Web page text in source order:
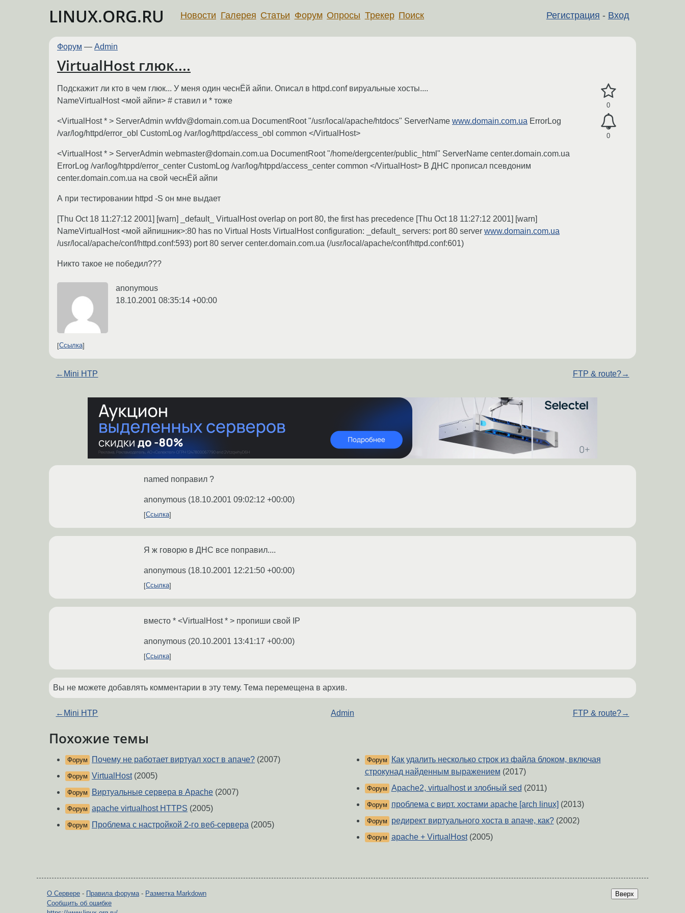
LINUX.ORG.RU Регистрация - Вход
Новости Галерея Статьи Форум Опросы Трекер Поиск
Форум — Admin
VirtualHost глюк....
0
0
Подскажит ли кто в чем глюк... У меня один чеснЁй айпи. Описал в httpd.conf вируальные хосты....
NameVirtualHost <мой айпи> # ставил и * тоже
<VirtualHost * > ServerAdmin wvfdv@domain.com.ua DocumentRoot "/usr/local/apache/htdocs" ServerName www.domain.com.ua ErrorLog
/var/log/httpd/error_obl CustomLog /var/log/httpd/access_obl common </VirtualHost>
<VirtualHost * > ServerAdmin webmaster@domain.com.ua DocumentRoot "/home/dergcenter/public_html" ServerName center.domain.com.ua
ErrorLog /var/log/htppd/error_center CustomLog /var/log/htppd/access_center common </VirtualHost> В ДНС прописал псевдоним
center.domain.com.ua на свой чеснЁй айпи
А при тестировании httpd -S он мне выдает
[Thu Oct 18 11:27:12 2001] [warn] _default_ VirtualHost overlap on port 80, the first has precedence [Thu Oct 18 11:27:12 2001] [warn]
NameVirtualHost <мой айпишник>:80 has no Virtual Hosts VirtualHost configuration: _default_ servers: port 80 server www.domain.com.ua
/usr/local/apache/conf/httpd.conf:593) port 80 server center.domain.com.ua (/usr/local/apache/conf/httpd.conf:601)
Никто такое не победил???
anonymous
18.10.2001 08:35:14 +00:00
Ссылка
← Mini HTP FTP & route?→
named поправил ?
anonymous (18.10.2001 09:02:12 +00:00)
Ссылка
Я ж говорю в ДНС все поправил....
anonymous (18.10.2001 12:21:50 +00:00)
Ссылка
вместо * <VirtualHost * > пропиши свой IP
anonymous (20.10.2001 13:41:17 +00:00)
Ссылка
Вы не можете добавлять комментарии в эту тему. Тема перемещена в архив.
← Mini HTP Admin FTP & route?→
Похожие темы
Форум Почему не работает виртуал хост в апаче? (2007)
Форум VirtualHost(2005)
Форум Виртуальные сервера в Apache (2007)
Форум apache virtualhost HTTPS (2005)
Форум Проблема с настройкой 2-го веб-сервера (2005)
Форум
Как удалить несколько строк из файла блоком, включая
строкунад найденным выражением (2017)
Форум Apache2, virtualhost и злобный sed (2011)
Форум проблема с вирт. хостами apache [arch linux] (2013)
Форум редирект виртуального хоста в апаче, как?(2002)
Форум apache + VirtualHost(2005)
Вверх
О Сервере - Правила форума- Разметка Markdown
Сообщить об ошибке